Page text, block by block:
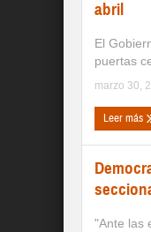
El
puertas
marzo 30,
Leer más
"Ante las